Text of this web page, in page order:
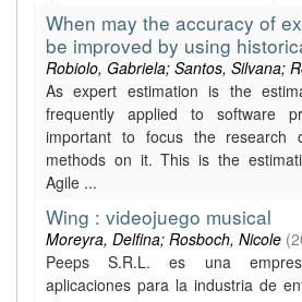
When may the accuracy of
be improved by using
Robiolo, Gabriela; Santos, Silvana;
As expert estimation is the
frequently applied to software
important to focus the research
methods on it. This is the
Agile ...
Wing : videojuego musical
Moreyra, Delfina; Rosboch, Nicole (
Peeps S.R.L. es una
aplicaciones para la industria de